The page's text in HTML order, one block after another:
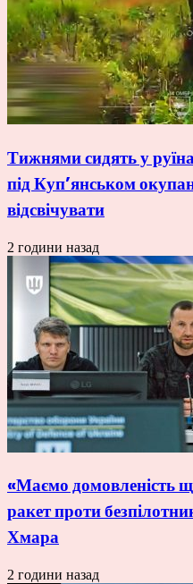
Тижнями сидять у
під Куп’янськом
відсвічувати
2 години назад
«Маємо домовленість
ракет проти
Хмара
2 години назад